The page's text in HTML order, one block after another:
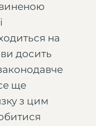
на
досить
ще
з цим